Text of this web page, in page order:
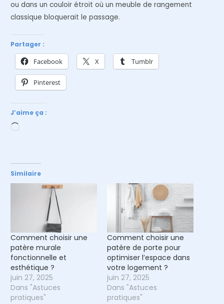
ou dans un couloir étroit où un meuble de rangement
classique bloquerait le passage.
Partager :
Facebook X Tumblr
Pinterest
J’aime ça :
Chargement…
Similaire
Comment choisir une
patère murale
fonctionnelle et
esthétique ?
juin 27, 2025
Dans "Astuces
pratiques"
Comment choisir une
patère de porte pour
optimiser l’espace dans
votre logement ?
juin 27, 2025
Dans "Astuces
pratiques"